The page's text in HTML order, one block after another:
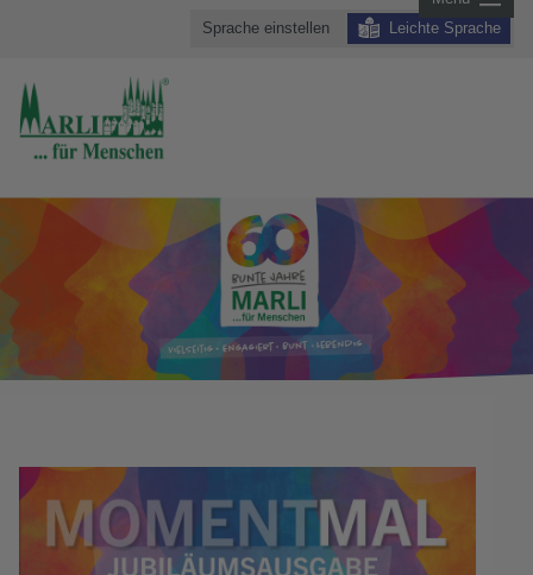
Sprache einstellen Leichte Sprache